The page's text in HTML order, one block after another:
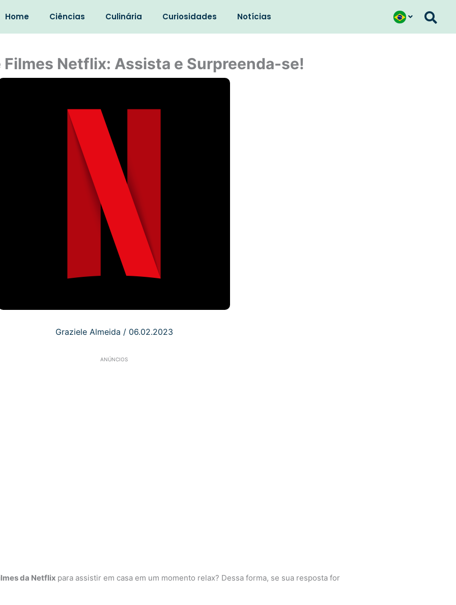
Home Ciências Culinária Curiosidades Notícias
Filmes Netflix: Assista e Surpreenda-se!
Graziele Almeida / 06.02.2023
ANÚNCIOS
da Netflix para assistir em casa em um momento relax? Dessa forma, se sua resposta for